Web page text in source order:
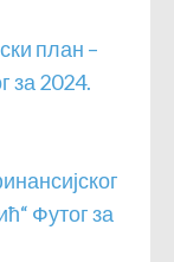
план –
за 2024.
Футог за